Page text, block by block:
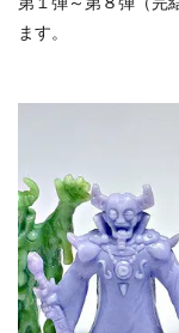
第１弾～第８弾（完
ます。